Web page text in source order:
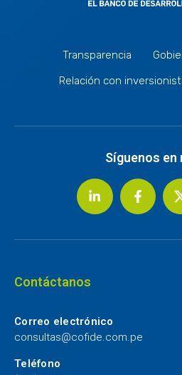
Transparencia
Relación con
Síguenos en
Contáctanos
Correo electrónico
consultas@cofide.com.pe
Teléfono